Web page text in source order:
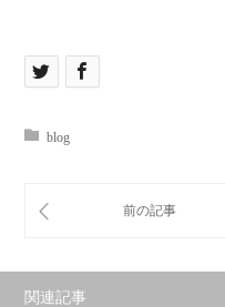
blog
関連記事